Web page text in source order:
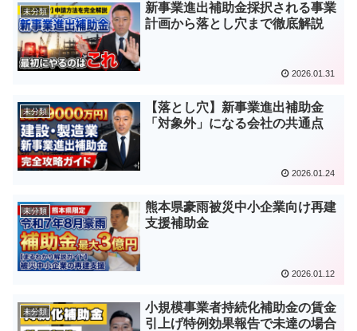
未分類
新事業進出補助金採択される事業
計画から落とし穴まで徹底解説
2026.01.31
未分類
【落とし穴】新事業進出補助金
「対象外」になる会社の共通点
2026.01.24
未分類
熊本県豪雨被災中小企業向け再建
支援補助金
2026.01.12
未分類
小規模事業者持続化補助金の賃金
引上げ特例効果報告で未達の場合